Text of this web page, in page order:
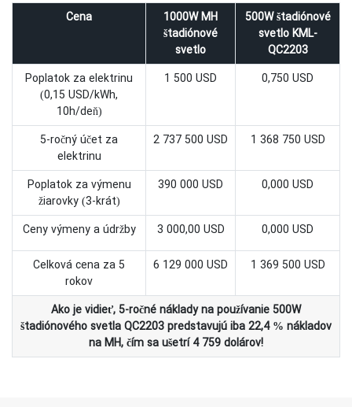
Cena
1000W MH
štadiónové
svetlo
500W štadiónové
svetlo KML-
QC2203
Poplatok za elektrinu
(0,15 USD/kWh,
10h/deň)
1 500 USD 0,750 USD
5-ročný účet za
elektrinu
2 737 500 USD 1 368 750 USD
Poplatok za výmenu
žiarovky (3-krát)
390 000 USD 0,000 USD
Ceny výmeny a údržby 3 000,00 USD 0,000 USD
Celková cena za 5
rokov
6 129 000 USD 1 369 500 USD
Ako je vidieť, 5-ročné náklady na používanie 500W
štadiónového svetla QC2203 predstavujú iba 22,4 % nákladov
na MH, čím sa ušetrí 4 759 dolárov!